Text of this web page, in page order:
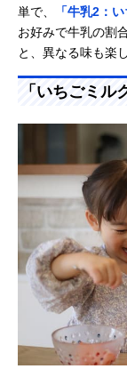
単で、
「牛乳2：
お好みで牛乳の割
と、異なる味も楽
「いちごミル